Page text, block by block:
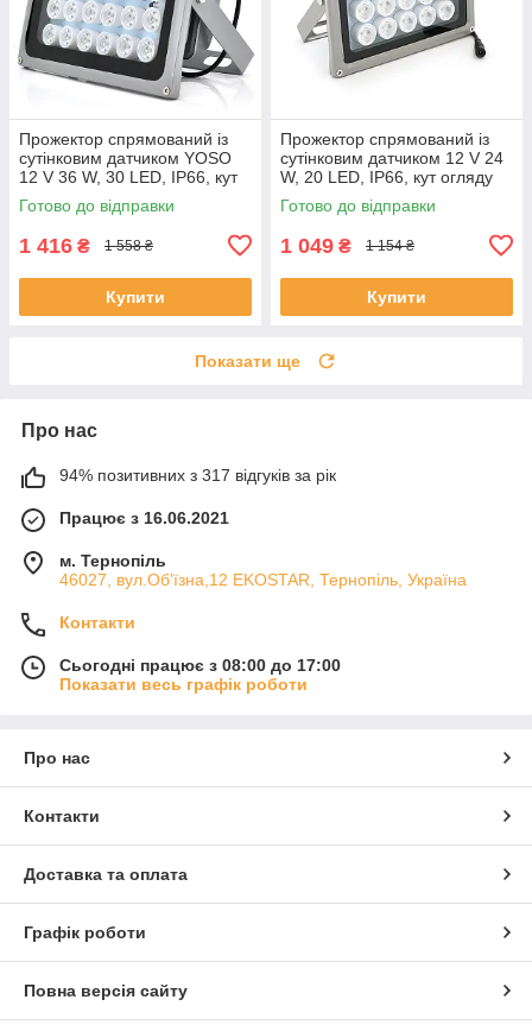
Прожектор спрямований із
сутінковим датчиком YOSO
12 V 36 W, 30 LED, IP66, кут
огляду 60°, дальність до 100
м, 220*180*85 мм, BOX
Готово до відправки
1 416 ₴ 1 558 ₴
Купити
Прожектор спрямований із
сутінковим датчиком 12 V 24
W, 20 LED, IP66, кут огляду
60°, 177*138*71 мм, BOX
ЕКОБОКС
Готово до відправки
1 049 ₴ 1 154 ₴
Купити
Показати ще
Про нас
94% позитивних з 317 відгуків за рік
Працює з 16.06.2021
м. Тернопіль
46027, вул.Об'їзна,12 EKOSTAR, Тернопіль, Україна
Контакти
Сьогодні працює з 08:00 до 17:00
Показати весь графік роботи
Про нас
Контакти
Доставка та оплата
Графік роботи
Повна версія сайту